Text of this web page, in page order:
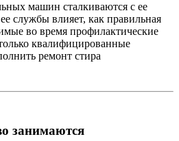
машин сталкиваются с ее
службы влияет, как правильная
во время профилактические
квалифицированные
ремонт стира
занимаются